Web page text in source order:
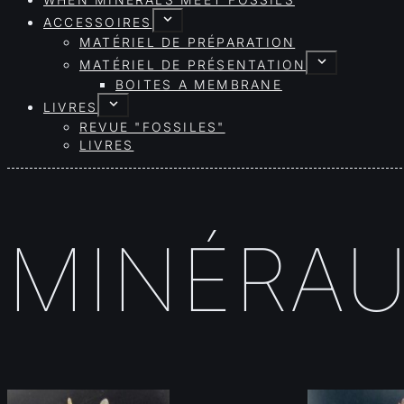
ACCESSOIRES
MATÉRIEL DE PRÉPARATION
MATÉRIEL DE PRÉSENTATION
BOITES A MEMBRANE
LIVRES
REVUE "FOSSILES"
LIVRES